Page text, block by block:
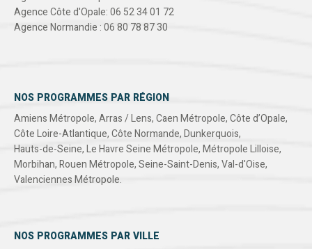
Agence Côte d'Opale: 06 52 34 01 72
Agence Normandie : 06 80 78 87 30
NOS PROGRAMMES PAR RÉGION
Amiens Métropole,Arras / Lens,Caen Métropole,Côte d’Opale,
Côte Loire-Atlantique,Côte Normande,Dunkerquois,
Hauts-de-Seine,Le Havre Seine Métropole,Métropole Lilloise,
Morbihan,Rouen Métropole,Seine-Saint-Denis,Val-d'Oise,
Valenciennes Métropole.
NOS PROGRAMMES PAR VILLE